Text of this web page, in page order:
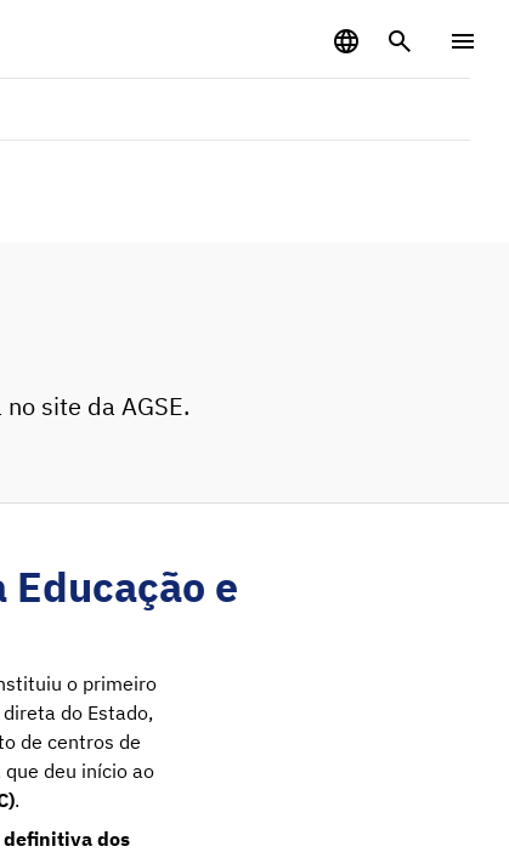
site da AGSE.
e
o primeiro
do Estado,
de centros de
que deu início ao
.
dos